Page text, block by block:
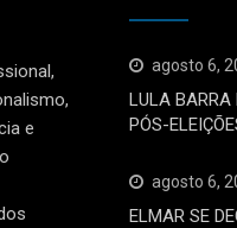
e
agosto 6,
LULA BARRA
PÓS-
agosto 6,
ELMAR SE